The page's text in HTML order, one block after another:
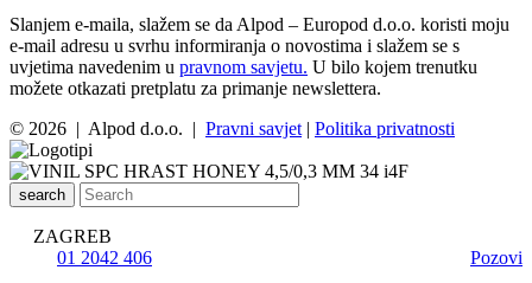
Slanjem e-maila, slažem se da Alpod – Europod d.o.o. koristi moju
e-mail adresu u svrhu informiranja o novostima i slažem se s
uvjetima navedenim u pravnom savjetu. U bilo kojem trenutku
možete otkazati pretplatu za primanje newslettera.
© 2026 | Alpod d.o.o. | Pravni savjet | Politika privatnosti
search
ZAGREB
01 2042 406
Pozovi